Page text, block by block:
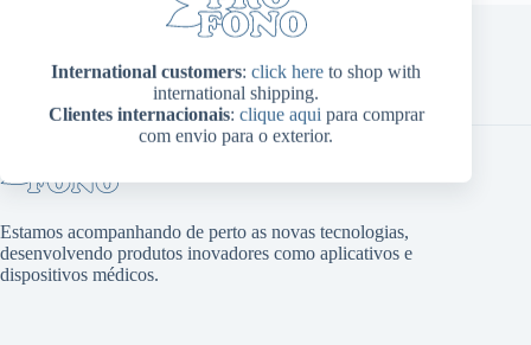
International customers: click here to shop with
international shipping.
Clientes internacionais: clique aqui para comprar
com envio para o exterior.
Sobre Nós Produtos
Minha conta
Estamos acompanhando de perto as novas tecnologias,
desenvolvendo produtos inovadores como aplicativos e
dispositivos médicos.